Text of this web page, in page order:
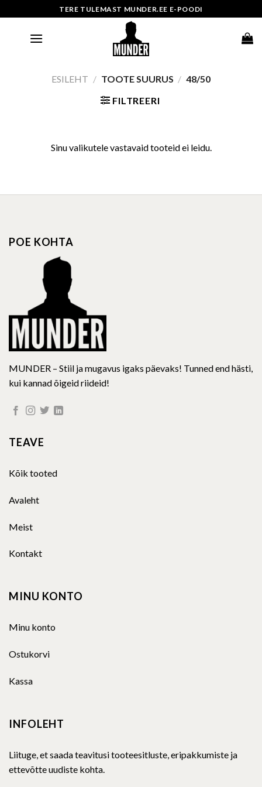
to
TERE TULEMAST MUNDER.EE E-POODI
ESILEHT / TOOTE SUURUS / 48/50
FILTREERI
Sinu valikutele vastavaid tooteid ei leidu.
POE KOHTA
MUNDER – Stiil ja mugavus igaks päevaks! Tunned end hästi,
kui kannad õigeid riideid!
TEAVE
Kõik tooted
Avaleht
Meist
Kontakt
MINU KONTO
Minu konto
Ostukorvi
Kassa
INFOLEHT
Liituge, et saada teavitusi tooteesitluste, eripakkumiste ja
ettevõtte uudiste kohta.